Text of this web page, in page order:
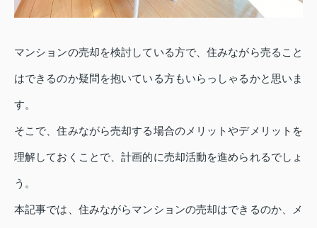
マンションの売却を検討している方で、住みながら売ること
はできるのか疑問を抱いている方もいらっしゃるかと思いま
す。
そこで、住みながら売却する場合のメリットやデメリットを
理解しておくことで、計画的に売却活動を進められるでしょ
う。
本記事では、住みながらマンションの売却はできるのか、メ